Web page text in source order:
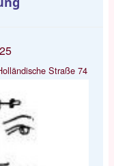
Straße 74